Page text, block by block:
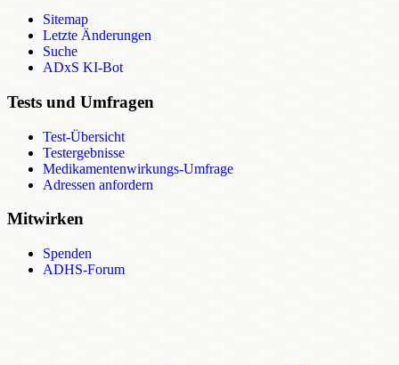
Sitemap
Letzte Änderungen
Suche
ADxS KI-Bot
Tests und Umfragen
Test-Übersicht
Testergebnisse
Medikamentenwirkungs-Umfrage
Adressen anfordern
Mitwirken
Spenden
ADHS-Forum